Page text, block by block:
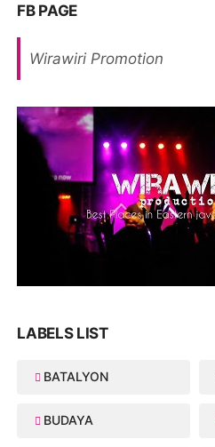
FB PAGE
Wirawiri Promotion
LABELS LIST
BATALYON
BUDAYA